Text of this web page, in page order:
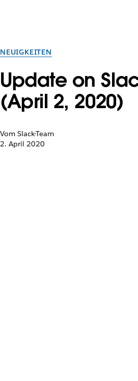
NEUIGKEITEN
Update on
(April 2, 2020)
Vom Slack-Team
2. April 2020